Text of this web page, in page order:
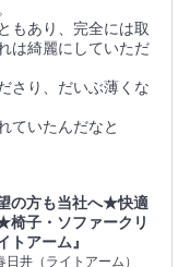
もあり、完全には取
は綺麗にしていただ
さり、だいぶ薄くな
ていたんだなと
の方も当社へ★快適
椅子・ソファークリ
トアーム』
井（ライトアーム）